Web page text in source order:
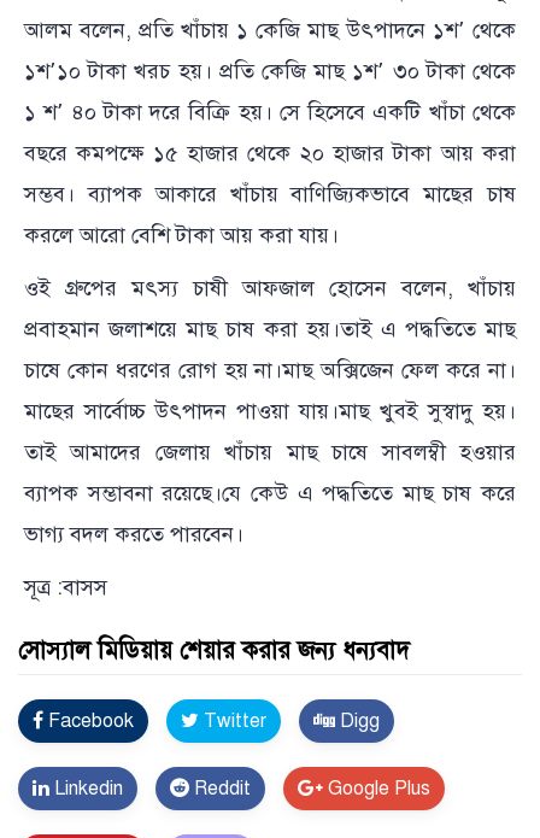
আলম বলেন, প্রতি খাঁচায় ১ কেজি মাছ উৎপাদনে ১শ’ থেকে
১শ’১০ টাকা খরচ হয়। প্রতি কেজি মাছ ১শ’ ৩০ টাকা থেকে
১ শ’ ৪০ টাকা দরে বিক্রি হয়। সে হিসেবে একটি খাঁচা থেকে
বছরে কমপক্ষে ১৫ হাজার থেকে ২০ হাজার টাকা আয় করা
সম্ভব। ব্যাপক আকারে খাঁচায় বাণিজ্যিকভাবে মাছের চাষ
করলে আরো বেশি টাকা আয় করা যায়।
ওই গ্রুপের মৎস্য চাষী আফজাল হোসেন বলেন, খাঁচায়
প্রবাহমান জলাশয়ে মাছ চাষ করা হয়।তাই এ পদ্ধতিতে মাছ
চাষে কোন ধরণের রোগ হয় না।মাছ অক্সিজেন ফেল করে না।
মাছের সার্বোচ্চ উৎপাদন পাওয়া যায়।মাছ খুবই সুস্বাদু হয়।
তাই আমাদের জেলায় খাঁচায় মাছ চাষে সাবলম্বী হওয়ার
ব্যাপক সম্ভাবনা রয়েছে।যে কেউ এ পদ্ধতিতে মাছ চাষ করে
ভাগ্য বদল করতে পারবেন।
সূত্র :বাসস
সোস্যাল মিডিয়ায় শেয়ার করার জন্য ধন্যবাদ
Facebook Twitter Digg
Linkedin Reddit Google Plus